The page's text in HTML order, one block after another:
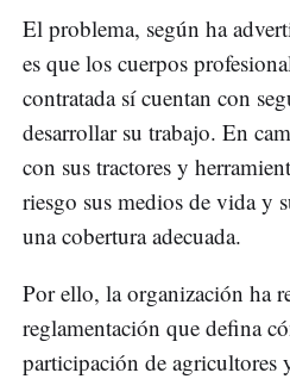
El problema, según ha
es que los cuerpos
contratada sí cuentan con
desarrollar su trabajo. En
con sus tractores y
riesgo sus medios de vida y
una cobertura adecuada.
Por ello, la organización ha
reglamentación que defina
participación de agricultores